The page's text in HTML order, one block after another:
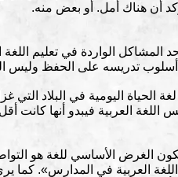
أن هناك أمل. أو بعض منه.
المشاكل الواردة في تعليم
تدريسه على الحفظ وليس
الحياة اليومية في البلاد التي
اللغة العربية فيبدو أنها
الغرض الأساسي للغة هو
اللغة العربية في المدارس».